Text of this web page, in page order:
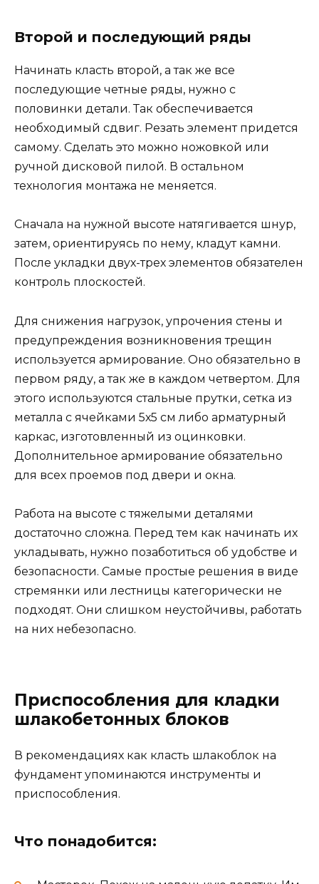
Второй и последующий ряды
Начинать класть второй, а так же все
последующие четные ряды, нужно с
половинки детали. Так обеспечивается
необходимый сдвиг. Резать элемент придется
самому. Сделать это можно ножовкой или
ручной дисковой пилой. В остальном
технология монтажа не меняется.
Сначала на нужной высоте натягивается шнур,
затем, ориентируясь по нему, кладут камни.
После укладки двух-трех элементов обязателен
контроль плоскостей.
Для снижения нагрузок, упрочения стены и
предупреждения возникновения трещин
используется армирование. Оно обязательно в
первом ряду, а так же в каждом четвертом. Для
этого используются стальные прутки, сетка из
металла с ячейками 5х5 см либо арматурный
каркас, изготовленный из оцинковки.
Дополнительное армирование обязательно
для всех проемов под двери и окна.
Работа на высоте с тяжелыми деталями
достаточно сложна. Перед тем как начинать их
укладывать, нужно позаботиться об удобстве и
безопасности. Самые простые решения в виде
стремянки или лестницы категорически не
подходят. Они слишком неустойчивы, работать
на них небезопасно.
Приспособления для кладки
шлакобетонных блоков
В рекомендациях как класть шлакоблок на
фундамент упоминаются инструменты и
приспособления.
Что понадобится: